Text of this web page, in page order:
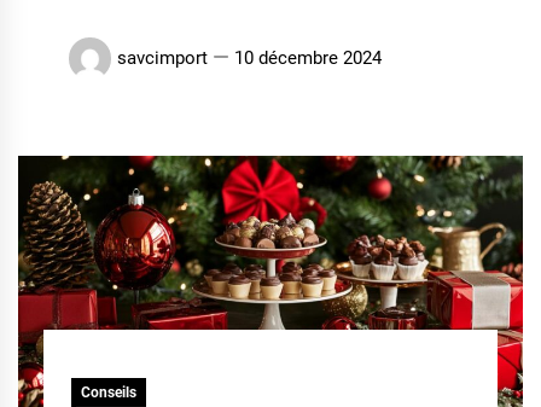
savcimport 10 décembre 2024
Conseils